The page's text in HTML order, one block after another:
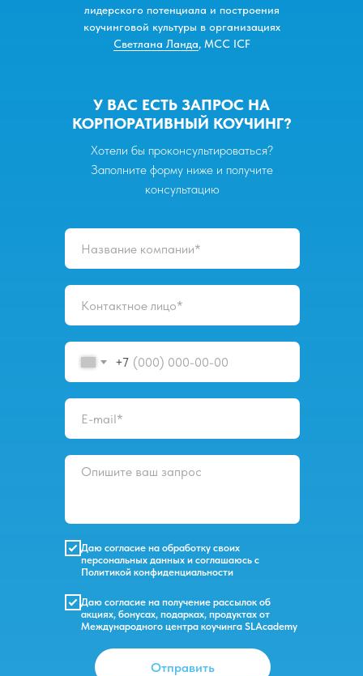
лидерского потенциала и построения
коучинговой культуры в организациях
Светлана Ланда, МСС ICF
Хотели бы проконсультироваться?
Заполните форму ниже и получите
консультацию
У ВАС ЕСТЬ ЗАПРОС НА
КОРПОРАТИВНЫЙ КОУЧИНГ?
+7
Даю согласие на обработку своих
персональных данных и соглашаюсь с
Политикой конфиденциальности
Даю согласие на получение рассылок об
акциях, бонусах, подарках, продуктах от
Международного центра коучинга SLAcademy
Отправить